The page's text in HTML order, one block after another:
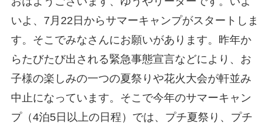
いよ、7月22日からサマーキャンプがスタートしま
す。そこでみなさんにお願いがあります。昨年か
らたびたび出される緊急事態宣言などにより、お
子様の楽しみの一つの夏祭りや花火大会が軒並み
中止になっています。そこで今年のサマーキャン
プ（4泊5日以上の日程）では、プチ夏祭り、プチ